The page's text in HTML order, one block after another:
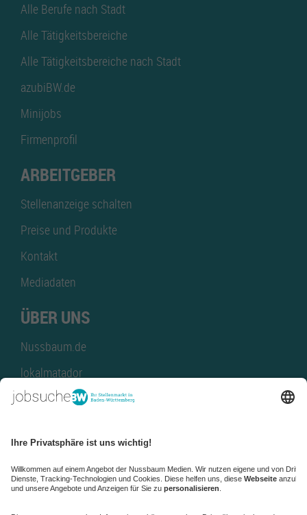
Alle Berufe nach Stadt
Alle Tätigkeitsbereiche
Alle Tätigkeitsbereiche nach Stadt
azubiBW.de
Minijobs
Firmenprofil
ARBEITGEBER
Stellenanzeige schalten
Preise und Produkte
Kontakt
Mediadaten
ÜBER UNS
Nussbaum.de
lokalmatador
kaufinBW
NussbaumID
Nussbaum Medien